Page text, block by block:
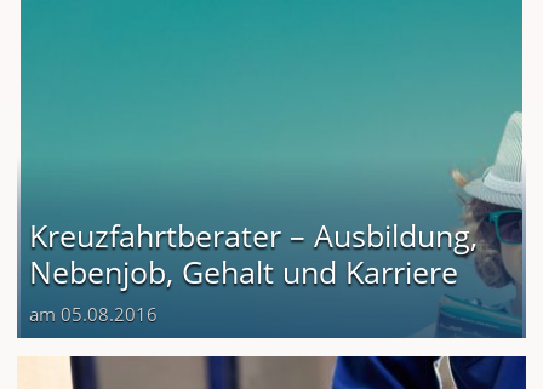
Kreuzfahrtberater – Ausbildung,
Nebenjob, Gehalt und Karriere
am 05.08.2016